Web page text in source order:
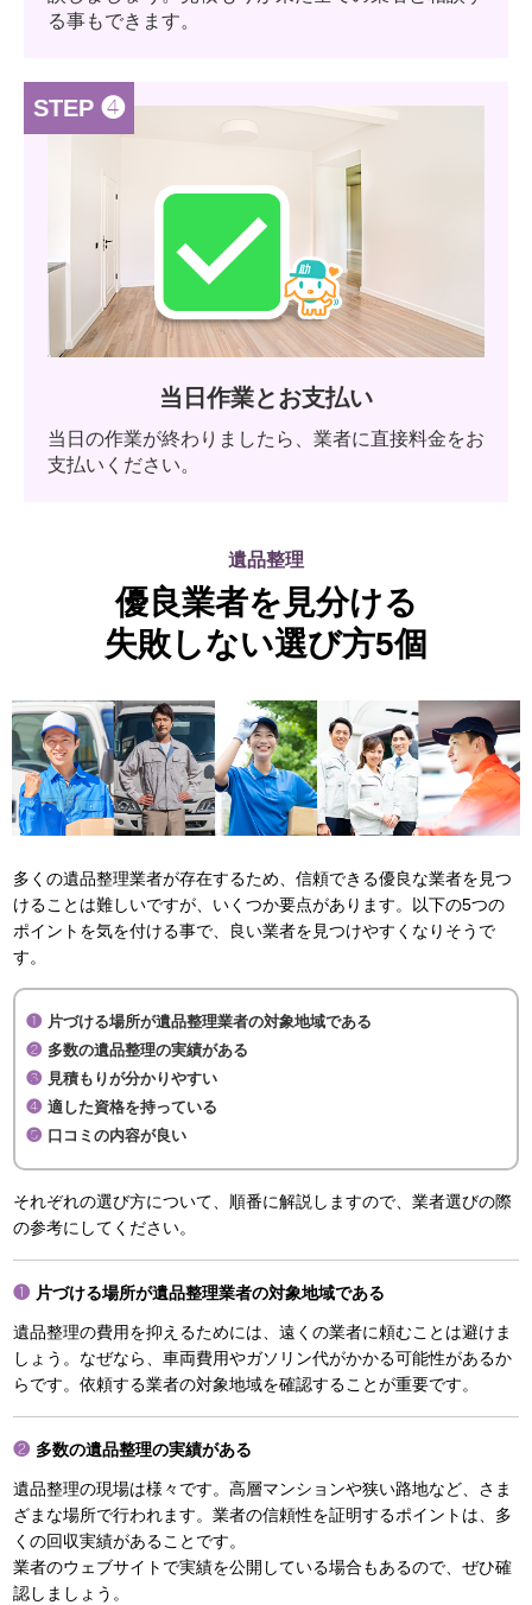
る事もできます。
STEP ❹
当日作業とお支払い
当日の作業が終わりましたら、業者に直接料金をお
支払いください。
遺品整理
優良業者を見分ける
失敗しない選び方5個
多くの遺品整理業者が存在するため、信頼できる優良な業者を見つ
けることは難しいですが、いくつか要点があります。以下の5つの
ポイントを気を付ける事で、良い業者を見つけやすくなりそうで
す。
片づける場所が遺品整理業者の対象地域である
多数の遺品整理の実績がある
見積もりが分かりやすい
適した資格を持っている
口コミの内容が良い
それぞれの選び方について、順番に解説しますので、業者選びの際
の参考にしてください。
片づける場所が遺品整理業者の対象地域である
遺品整理の費用を抑えるためには、遠くの業者に頼むことは避けま
しょう。なぜなら、車両費用やガソリン代がかかる可能性があるか
らです。依頼する業者の対象地域を確認することが重要です。
多数の遺品整理の実績がある
遺品整理の現場は様々です。高層マンションや狭い路地など、さま
ざまな場所で行われます。業者の信頼性を証明するポイントは、多
くの回収実績があることです。
業者のウェブサイトで実績を公開している場合もあるので、ぜひ確
認しましょう。